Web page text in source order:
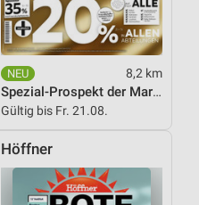
8,2 km
Spezial-Prospekt der Marken
Gültig bis Fr. 21.08.
Höffner